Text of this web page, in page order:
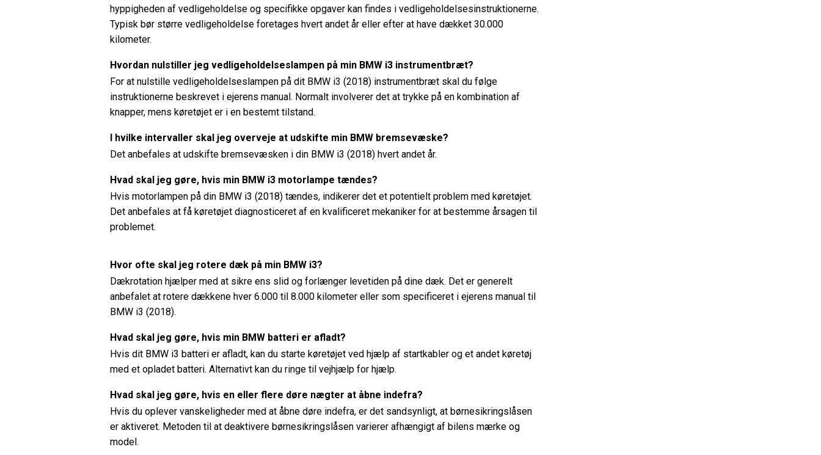
hyppigheden af ​​vedligeholdelse og specifikke opgaver kan findes i vedligeholdelsesinstruktionerne.
Typisk bør større vedligeholdelse foretages hvert andet år eller efter at have dækket 30.000
kilometer.
Hvordan nulstiller jeg vedligeholdelseslampen på min BMW i3 instrumentbræt?
For at nulstille vedligeholdelseslampen på dit BMW i3 (2018) instrumentbræt skal du følge
instruktionerne beskrevet i ejerens manual. Normalt involverer det at trykke på en kombination af
knapper, mens køretøjet er i en bestemt tilstand.
I hvilke intervaller skal jeg overveje at udskifte min BMW bremsevæske?
Det anbefales at udskifte bremsevæsken i din BMW i3 (2018) hvert andet år.
Hvad skal jeg gøre, hvis min BMW i3 motorlampe tændes?
Hvis motorlampen på din BMW i3 (2018) tændes, indikerer det et potentielt problem med køretøjet.
Det anbefales at få køretøjet diagnosticeret af en kvalificeret mekaniker for at bestemme årsagen til
problemet.
Hvor ofte skal jeg rotere dæk på min BMW i3?
Dækrotation hjælper med at sikre ens slid og forlænger levetiden på dine dæk. Det er generelt
anbefalet at rotere dækkene hver 6.000 til 8.000 kilometer eller som specificeret i ejerens manual til
BMW i3 (2018).
Hvad skal jeg gøre, hvis min BMW batteri er afladt?
Hvis dit BMW i3 batteri er afladt, kan du starte køretøjet ved hjælp af startkabler og et andet køretøj
med et opladet batteri. Alternativt kan du ringe til vejhjælp for hjælp.
Hvad skal jeg gøre, hvis en eller flere døre nægter at åbne indefra?
Hvis du oplever vanskeligheder med at åbne døre indefra, er det sandsynligt, at børnesikringslåsen
er aktiveret. Metoden til at deaktivere børnesikringslåsen varierer afhængigt af bilens mærke og
model.